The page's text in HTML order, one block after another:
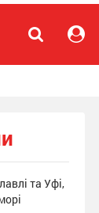
та Уфі,